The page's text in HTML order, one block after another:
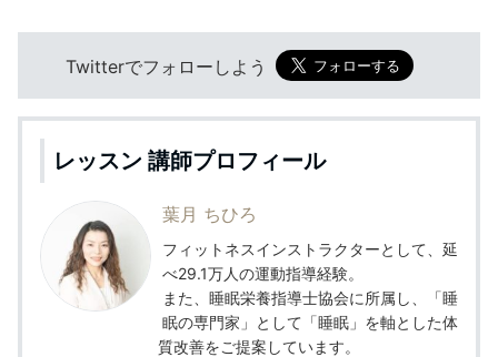
Twitterでフォローしよう
レッスン 講師プロフィール
葉月 ちひろ
フィットネスインストラクターとして、延
べ29.1万人の運動指導経験。
また、睡眠栄養指導士協会に所属し、「睡
眠の専門家」として「睡眠」を軸とした体
質改善をご提案しています。